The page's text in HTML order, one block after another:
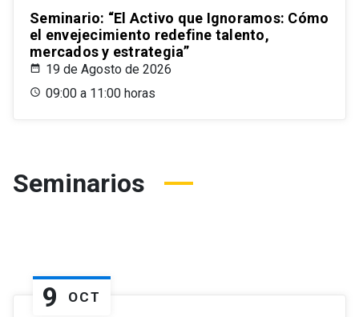
Seminario: “El Activo que Ignoramos: Cómo
el envejecimiento redefine talento,
mercados y estrategia”
19 de Agosto de 2026
09:00 a 11:00 horas
Seminarios
9 OCT